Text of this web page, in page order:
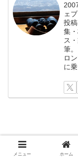
ェ
投
集
ス
筆
ロ
に
あわせて読
メニュー ホーム